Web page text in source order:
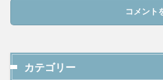
カテゴリー